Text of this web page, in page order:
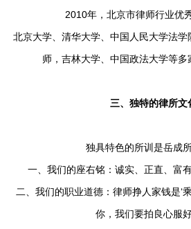
2010年，北京市律师行业优
北京大学、清华大学、中国人民大学法
师，吉林大学、中国政法大学等多
三、独特的律所文
独具特色的所训是岳成
一、我们的座右铭：诚实、正直、富
二、我们的职业道德：律师挣人家钱是‘
你，我们要拍良心服好